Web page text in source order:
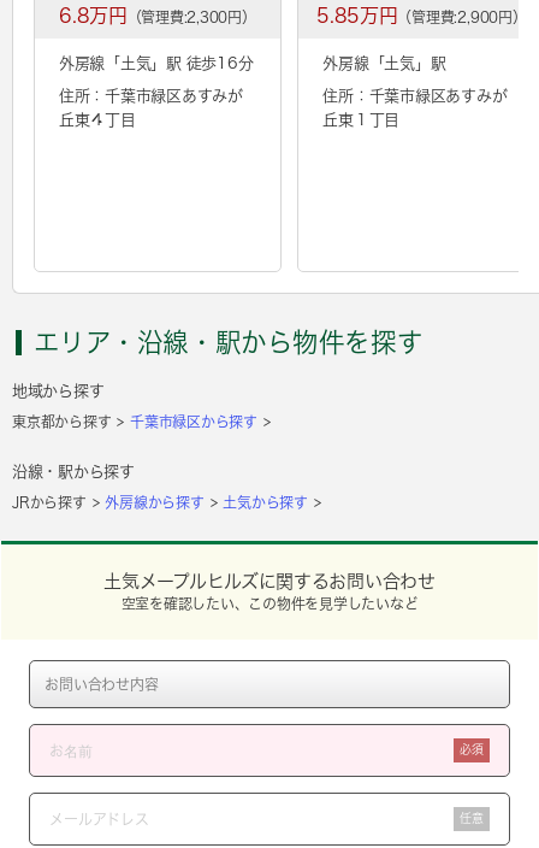
6.8万円 （管理費:2,300円）
外房線「 土気 」駅 徒歩16分
住所：千葉市緑区あすみが
丘東４丁目
5.85万円 （管理費:2,900円）
外房線「 土気 」駅
住所：千葉市緑区あすみが
丘東１丁目
エリア・沿線・駅から物件を探す
地域から探す
東京都から探す 千葉市緑区から探す
沿線・駅から探す
JRから探す 外房線から探す 土気から探す
土気メープルヒルズに関するお問い合わせ
空室を確認したい、この物件を見学したいなど
必須
任意